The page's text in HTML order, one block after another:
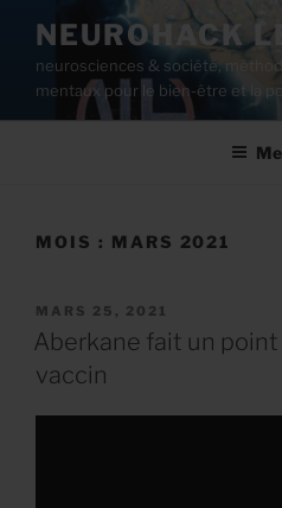
contenu
principal
NEUROHACK
neurosciences & société,
mentaux pour le bien-être et la
MOIS : MARS 2021
PUBLIÉ
LE
MARS 25, 2021
Aberkane fait un
vaccin